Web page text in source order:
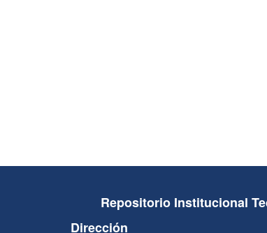
Repositorio Institucional
Dirección